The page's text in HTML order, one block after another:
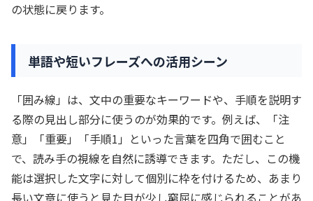
の状態に戻ります。
単語や短いフレーズへの活用シーン
「囲み線」は、文中の重要なキーワードや、手順を説明す
る際の見出し部分に使うのが効果的です。例えば、「注
意」「重要」「手順1」といった言葉を四角で囲むこと
で、読み手の視線を自然に誘導できます。ただし、この機
能は選択した文字に対して個別に枠を付けるため、あまり